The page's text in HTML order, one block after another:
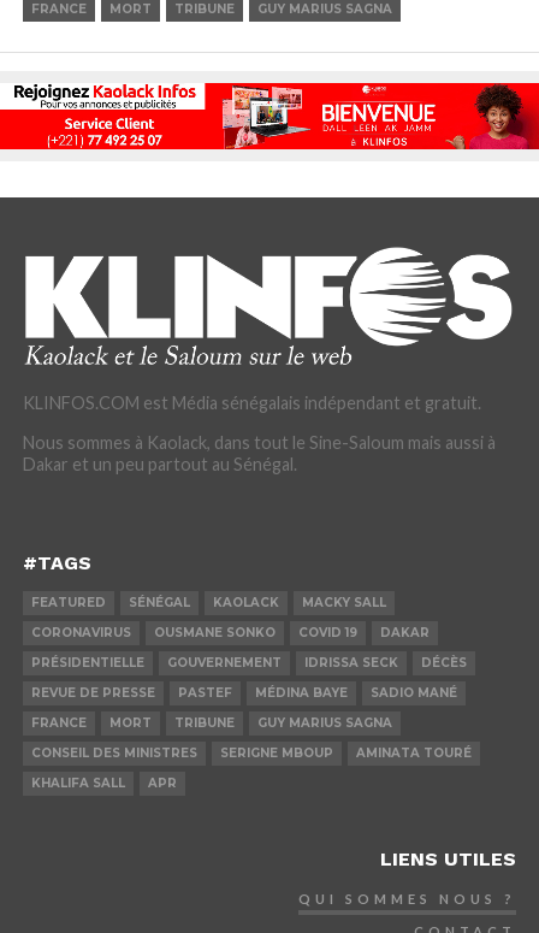
FRANCE
MORT TRIBUNE GUY MARIUS SAGNA
KLINFOS.COM est Média sénégalais indépendant et gratuit.
Nous sommes à Kaolack, dans tout le Sine-Saloum mais aussi à
Dakar et un peu partout au Sénégal.
#TAGS
FEATURED SÉNÉGAL KAOLACK
MACKY SALL
CORONAVIRUS
OUSMANE SONKO COVID 19
DAKAR
PRÉSIDENTIELLE
GOUVERNEMENT IDRISSA SECK
DÉCÈS
REVUE DE PRESSE
PASTEF MÉDINA BAYE
SADIO MANÉ
FRANCE
MORT TRIBUNE
GUY MARIUS SAGNA
CONSEIL DES MINISTRES
SERIGNE MBOUP
AMINATA TOURÉ
KHALIFA SALL
APR
LIENS UTILES
QUI SOMMES NOUS ?